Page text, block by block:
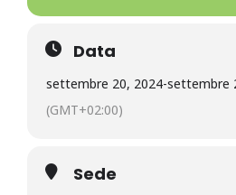
Data
settembre 20, 2024-settembre
(GMT+02:00)
Sede